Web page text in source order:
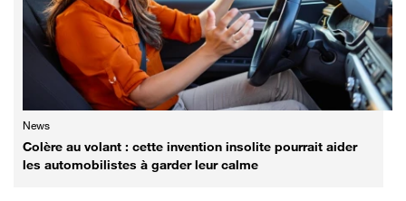
News
Colère au volant : cette invention insolite pourrait aider
les automobilistes à garder leur calme